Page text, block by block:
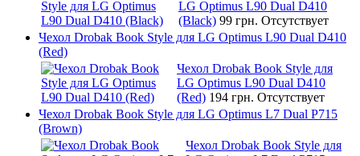
LG Optimus L90 Dual D410
(Black) 99 грн. Отсутствует
Чехол Drobak Book Style для LG Optimus L90 Dual D410
(Red)
Чехол Drobak Book Style для
LG Optimus L90 Dual D410
(Red) 194 грн. Отсутствует
Чехол Drobak Book Style для LG Optimus L7 Dual P715
(Brown)
Чехол Drobak Book Style для